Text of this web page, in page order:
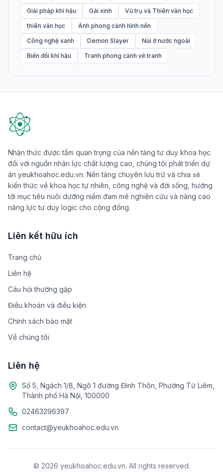
Giải pháp khí hậu
Gái xinh
Vũ trụ và Thiên văn học
thiên văn học
Ảnh phong cảnh hình nền
Công nghệ xanh
Demon Slayer
Núi ở nước ngoài
Biến đổi khí hậu
Tranh phong cảnh vẽ tranh
Nhận thức được tầm quan trọng của nền tảng tư duy khoa học
đối với nguồn nhân lực chất lượng cao, chúng tôi phát triển dự
án yeukhoahoc.edu.vn. Nền tảng chuyên lưu trữ và chia sẻ
kiến thức về khoa học tự nhiên, công nghệ và đời sống, hướng
tới mục tiêu nuôi dưỡng niềm đam mê nghiên cứu và nâng cao
năng lực tư duy logic cho cộng đồng.
Liên kết hữu ích
Trang chủ
Liên hệ
Câu hỏi thường gặp
Điều khoản và điều kiện
Chính sách bảo mật
Về chúng tôi
Liên hệ
Số 5, Ngách 1/8, Ngõ 1 đường Đình Thôn, Phường Từ Liêm,
Thành phố Hà Nội, 100000
02463296397
contact@yeukhoahoc.edu.vn
© 2026 yeukhoahoc.edu.vn. All rights reserved.